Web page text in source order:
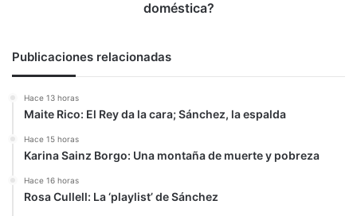
doméstica?
Publicaciones relacionadas
Hace 13 horas
Maite Rico: El Rey da la cara; Sánchez, la espalda
Hace 15 horas
Karina Sainz Borgo: Una montaña de muerte y pobreza
Hace 16 horas
Rosa Cullell: La ‘playlist’ de Sánchez